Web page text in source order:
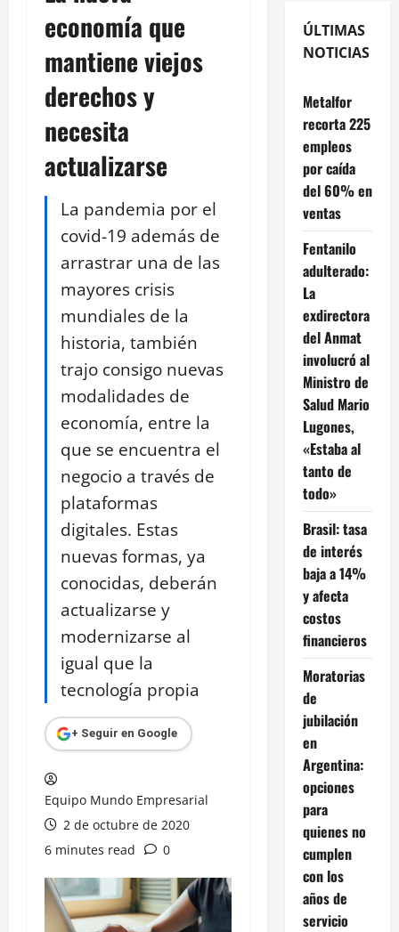
economía que
mantiene viejos
derechos y
necesita
actualizarse
La pandemia por el
covid-19 además de
arrastrar una de las
mayores crisis
mundiales de la
historia, también
trajo consigo nuevas
modalidades de
economía, entre la
que se encuentra el
negocio a través de
plataformas
digitales. Estas
nuevas formas, ya
conocidas, deberán
actualizarse y
modernizarse al
igual que la
tecnología propia
+ Seguir en Google
Equipo Mundo Empresarial
2 de octubre de 2020
6 minutes read
0
ÚLTIMAS
NOTICIAS
Metalfor
recorta 225
empleos
por caída
del 60% en
ventas
Fentanilo
adulterado:
La
exdirectora
del Anmat
involucró al
Ministro de
Salud Mario
Lugones,
«Estaba al
tanto de
todo»
Brasil: tasa
de interés
baja a 14%
y afecta
costos
financieros
Moratorias
de
jubilación
en
Argentina:
opciones
para
quienes no
cumplen
con los
años de
servicio